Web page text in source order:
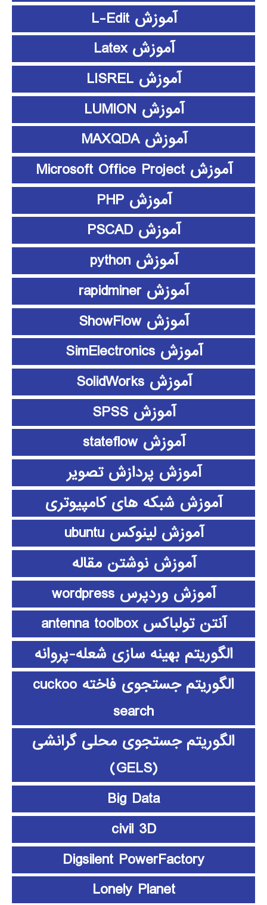
آموزش L-Edit
آموزش Latex
آموزش LISREL
آموزش LUMION
آموزش MAXQDA
آموزش Microsoft Office Project
آموزش PHP
آموزش PSCAD
آموزش python
آموزش rapidminer
آموزش ShowFlow
آموزش SimElectronics
آموزش SolidWorks
آموزش SPSS
آموزش stateflow
آموزش پردازش تصویر
آموزش شبکه های کامپیوتری
آموزش لینوکس ubuntu
آموزش نوشتن مقاله
آموزش وردپرس wordpress
آنتن تولباکس antenna toolbox
الگوریتم بهینه سازی شعله-پروانه
الگوریتم جستجوی فاخته cuckoo
search
الگوریتم جستجوی محلی گرانشی
(GELS)
Big Data
civil 3D
Digsilent PowerFactory
Lonely Planet